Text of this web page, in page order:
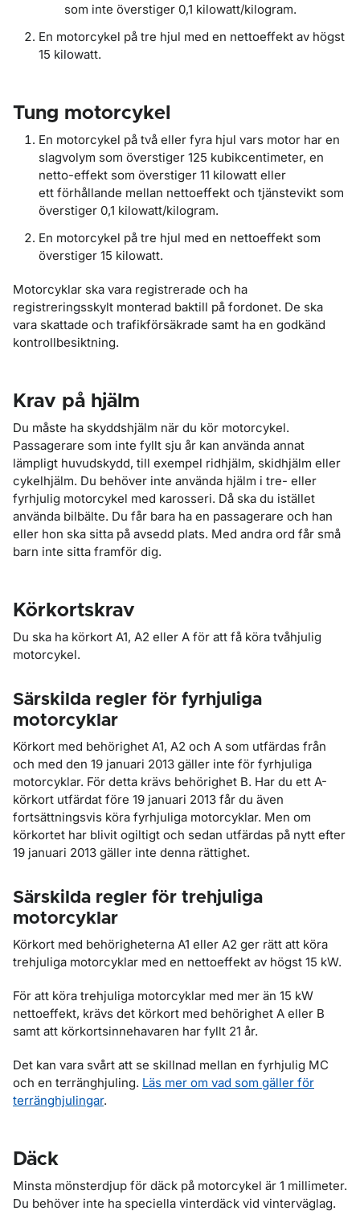
som inte överstiger 0,1 kilowatt/kilogram.
En motorcykel på tre hjul med en nettoeffekt av högst
15 kilowatt.
Tung motorcykel
En motorcykel på två eller fyra hjul vars motor har en
slagvolym som överstiger 125 kubikcentimeter, en
netto-effekt som överstiger 11 kilowatt eller
ett förhållande mellan nettoeffekt och tjänstevikt som
överstiger 0,1 kilowatt/kilogram.
En motorcykel på tre hjul med en nettoeffekt som
överstiger 15 kilowatt.
Motorcyklar ska vara registrerade och ha
registreringsskylt monterad baktill på fordonet. De ska
vara skattade och trafikförsäkrade samt ha en godkänd
kontrollbesiktning.
Krav på hjälm
Du måste ha skyddshjälm när du kör motorcykel.
Passagerare som inte fyllt sju år kan använda annat
lämpligt huvudskydd, till exempel ridhjälm, skidhjälm eller
cykelhjälm. Du behöver inte använda hjälm i tre- eller
fyrhjulig motorcykel med karosseri. Då ska du istället
använda bilbälte. Du får bara ha en passagerare och han
eller hon ska sitta på avsedd plats. Med andra ord får små
barn inte sitta framför dig.
Körkortskrav
Du ska ha körkort A1, A2 eller A för att få köra tvåhjulig
motorcykel.
Särskilda regler för fyrhjuliga
motorcyklar
Körkort med behörighet A1, A2 och A som utfärdas från
och med den 19 januari 2013 gäller inte för fyrhjuliga
motorcyklar. För detta krävs behörighet B. Har du ett A-
körkort utfärdat före 19 januari 2013 får du även
fortsättningsvis köra fyrhjuliga motorcyklar. Men om
körkortet har blivit ogiltigt och sedan utfärdas på nytt efter
19 januari 2013 gäller inte denna rättighet.
Särskilda regler för trehjuliga
motorcyklar
Körkort med behörigheterna A1 eller A2 ger rätt att köra
trehjuliga motorcyklar med en nettoeffekt av högst 15 kW.
För att köra trehjuliga motorcyklar med mer än 15 kW
nettoeffekt, krävs det körkort med behörighet A eller B
samt att körkortsinnehavaren har fyllt 21 år.
Det kan vara svårt att se skillnad mellan en fyrhjulig MC
och en terränghjuling. Läs mer om vad som gäller för
terränghjulingar.
Däck
Minsta mönsterdjup för däck på motorcykel är 1 millimeter.
Du behöver inte ha speciella vinterdäck vid vinterväglag.